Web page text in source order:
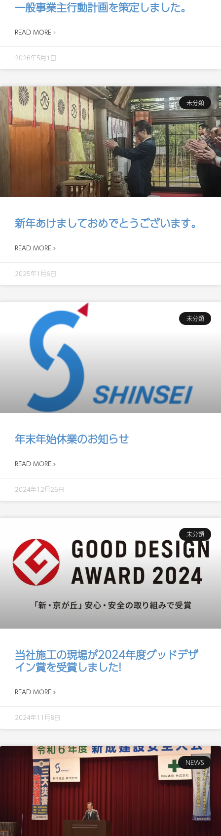
一般事業主行動計画を策定しました。
READ MORE »
2026年5月1日
未分類
新年あけましておめでとうございます。
READ MORE »
2025年1月6日
未分類
年末年始休業のお知らせ
READ MORE »
2024年12月26日
未分類
当社施工の現場が2024年度グッドデザ
イン賞を受賞しました!
READ MORE »
2024年11月8日
NEWS